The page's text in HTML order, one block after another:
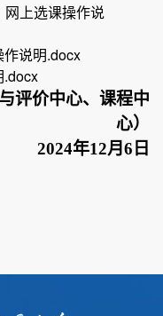
上选课操作说
说明.docx
.docx
评价中心、课程中
心）
2024年12月6 日